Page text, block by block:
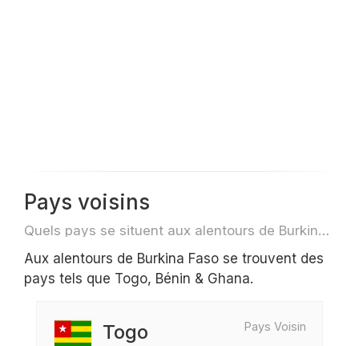
Pays voisins
Quels pays se situent aux alentours de Burkina Faso par exemple pour des voyage ou des vols
Aux alentours de Burkina Faso se trouvent des
pays tels que Togo, Bénin & Ghana.
Pays Voisin
Togo